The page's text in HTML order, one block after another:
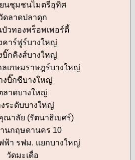
ยนชุมชนไมตรีอุทิศ
ดลาดปลาดุก
วทองพร็อพเพอร์ตี้
คาร์ฟูร์บางใหญ่
บิ๊กคิงส์บางใหญ่
ลเกษมราษฎร์บางใหญ่
งบิ๊กซีบางใหญ่
ลาดบางใหญ่
งระดับบางใหญ่
าลัย (รัตนาธิเบศร์)
นกฤษดานคร 10
ฟ้า รฟม. แยกบางใหญ่
วัดมะเดื่อ